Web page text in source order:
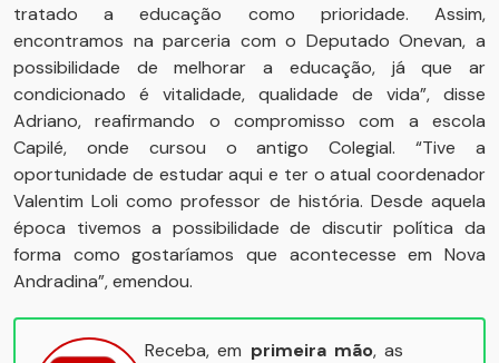
tratado a educação como prioridade. Assim,
encontramos na parceria com o Deputado Onevan, a
possibilidade de melhorar a educação, já que ar
condicionado é vitalidade, qualidade de vida”, disse
Adriano, reafirmando o compromisso com a escola
Capilé, onde cursou o antigo Colegial. “Tive a
oportunidade de estudar aqui e ter o atual coordenador
Valentim Loli como professor de história. Desde aquela
época tivemos a possibilidade de discutir política da
forma como gostaríamos que acontecesse em Nova
Andradina”, emendou.
Receba, em primeira mão, as